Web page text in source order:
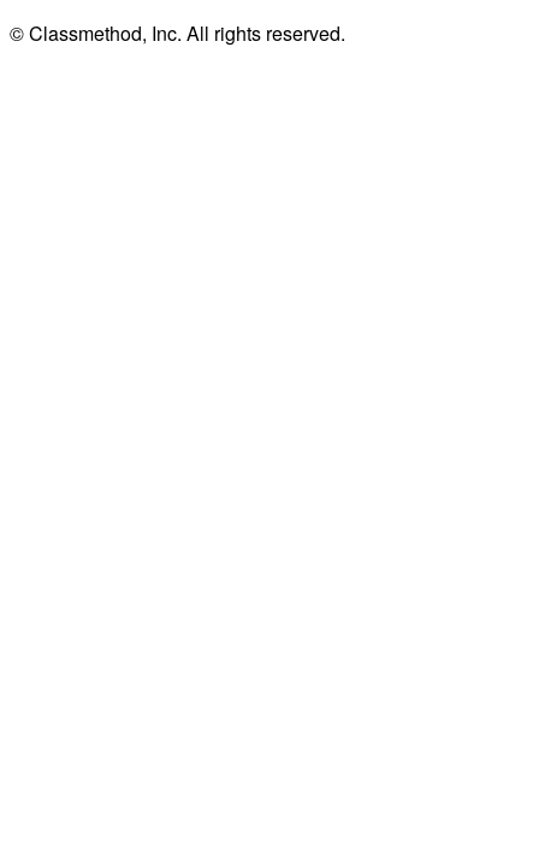
© Classmethod, Inc. All rights reserved.